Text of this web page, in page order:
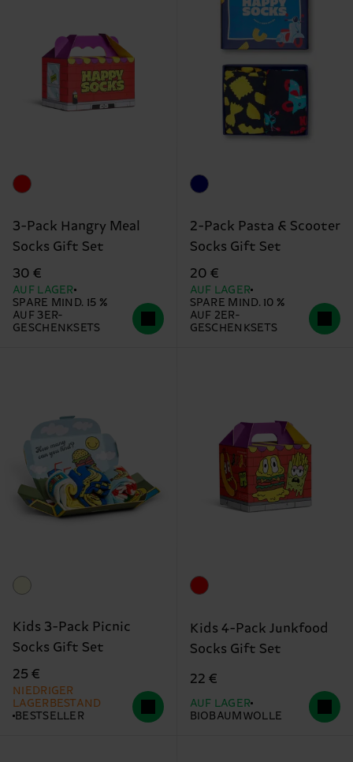
3-Pack Hangry Meal
Socks Gift Set
30 €
AUF LAGER
SPARE MIND. 15 %
AUF 3ER-
GESCHENKSETS
2-Pack Pasta & Scooter
Socks Gift Set
20 €
AUF LAGER
SPARE MIND. 10 %
AUF 2ER-
GESCHENKSETS
Kids 3-Pack Picnic
Socks Gift Set
25 €
NIEDRIGER
LAGERBESTAND
BESTSELLER
Kids 4-Pack Junkfood
Socks Gift Set
22 €
AUF LAGER
BIOBAUMWOLLE